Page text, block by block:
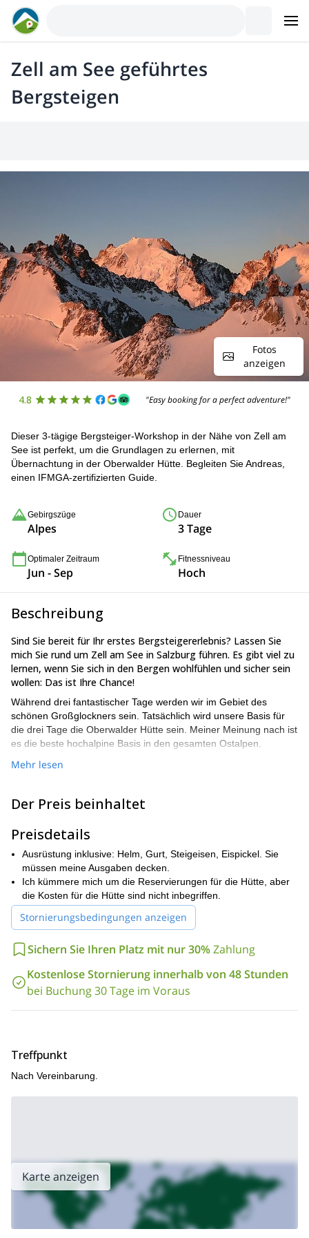
Zell am See geführtes
Bergsteigen
Fotos
anzeigen
4.8 "Easy booking for a perfect adventure!"
Dieser 3-tägige Bergsteiger-Workshop in der Nähe von Zell am
See ist perfekt, um die Grundlagen zu erlernen, mit
Übernachtung in der Oberwalder Hütte. Begleiten Sie Andreas,
einen IFMGA-zertifizierten Guide.
Gebirgszüge
Alpes
Dauer
3 Tage
Optimaler Zeitraum
Jun - Sep
Fitnessniveau
Hoch
Beschreibung
Sind Sie bereit für Ihr erstes Bergsteigererlebnis? Lassen Sie
mich Sie rund um Zell am See in Salzburg führen. Es gibt viel zu
lernen, wenn Sie sich in den Bergen wohlfühlen und sicher sein
wollen: Das ist Ihre Chance!
Während drei fantastischer Tage werden wir im Gebiet des
schönen Großglockners sein. Tatsächlich wird unsere Basis für
die drei Tage die Oberwalder Hütte sein. Meiner Meinung nach ist
es die beste hochalpine Basis in den gesamten Ostalpen.
Es gibt so viele Orte, um in der Umgebung Bergsteigen zu üben!
warten auf uns.
Bergsteiger-Workshop erlernen. Zum Beispiel, wie man die
Ausrüstung benutzt und wie man mit und ohne Steigeisen auf
den verschiedenen Geländen vorankommt. Sie werden
Klettertechniken speziell für Gletscher lernen. Und auch
Rettungstechniken auf Gletschern.
Möchten Sie mit mir in den österreichischen Alpen
bergsteigen? Dann warten Sie nicht länger, kontaktieren Sie
mich!
kann ich Sie auch für Klettersteige in Zell am See mitnehmen
Mehr lesen
Der Preis beinhaltet
Preisdetails
Ausrüstung inklusive: Helm, Gurt, Steigeisen, Eispickel. Sie
müssen meine Ausgaben decken.
Ich kümmere mich um die Reservierungen für die Hütte, aber
die Kosten für die Hütte sind nicht inbegriffen.
Stornierungsbedingungen anzeigen
Sichern Sie Ihren Platz mit nur 30%Zahlung
Kostenlose Stornierung innerhalb von 48 Stunden
bei Buchung 30 Tage im Voraus
Treffpunkt
Nach Vereinbarung.
Karte anzeigen